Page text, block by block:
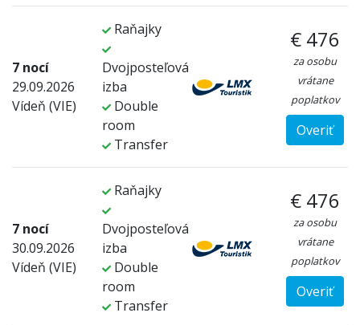
7 nocí
29.09.2026
Vídeň (VIE)
Raňajky
Dvojposteľová
izba
Double
room
Transfer
€ 476
za osobu
vrátane
poplatkov
Overiť
7 nocí
30.09.2026
Vídeň (VIE)
Raňajky
Dvojposteľová
izba
Double
room
Transfer
€ 476
za osobu
vrátane
poplatkov
Overiť